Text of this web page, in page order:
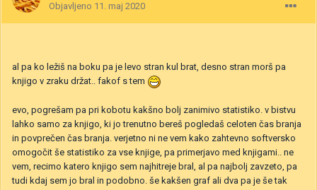
Objavljeno 11. maj 2020
al pa ko ležiš na boku pa je levo stran kul brat, desno stran morš pa
knjigo v zraku držat.. fakof s tem
evo, pogrešam pa pri kobotu kakšno bolj zanimivo statistiko. v bistvu
lahko samo za knjigo, ki jo trenutno bereš pogledaš celoten čas branja
in povprečen čas branja. verjetno ni ne vem kako zahtevno softversko
omogočit še statistiko za vse knjige, pa primerjavo med knjigami.. ne
vem, recimo katero knjigo sem najhitreje bral, al pa najbolj zavzeto, pa
tudi kdaj sem jo bral in podobno. še kakšen graf ali dva pa je še tak